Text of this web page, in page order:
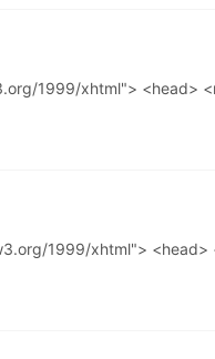
1999/xhtml"> <head>
1999/xhtml">